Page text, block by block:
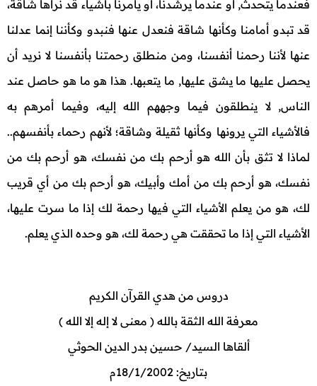
فعندما يتحدث, أو عندما يرشدنا، أو يأمرنا بأشياء قد نراها شاقة،
قد تبدو أمامنا وكأنها شاقة فنعدل عنها فنبدو وكأننا إنما عدلنا
عنها لأننا رحمنا أنفسنا، ومن منطلق رحمتنا بأنفسنا لا نريد أن
يحصل عليها ما يشق عليها, ما يتعبها. هذا هو ما هو حاصل عند
الناس, لا ينطلقون فيما وجههم الله إليه، وفيما أمرهم به
فالأشياء التي يرونها وكأنها ثقيلة وشاقة؛ لأنهم رحماء بأنفسهم..
لماذا لا تثق بأن الله هو أرحم بك من نفسك، هو أرحم بك من
نفسك، هو أرحم بك من أمك وأبيك، هو أرحم بك من أي قريب
لك، هو من يعلم الأشياء التي فيها رحمة لك إذا ما سرت عليها،
الأشياء التي إذا ما تحققت هي رحمة لك، هو وحده الذي يعلم.
دروس من هدي القرآن الكريم
معرفة الله الثقة بالله ( معنى لا إله إلا الله )
ألقاها السيد/ حسين بدر الدين الحوثي
بتاريخ: 18/1/2002م